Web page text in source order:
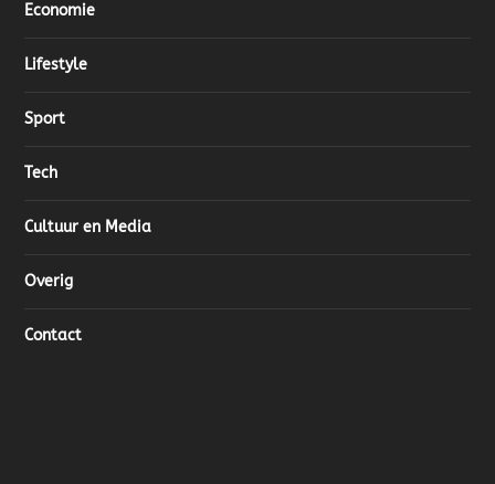
Economie
Lifestyle
Sport
Tech
Cultuur en Media
Overig
Contact